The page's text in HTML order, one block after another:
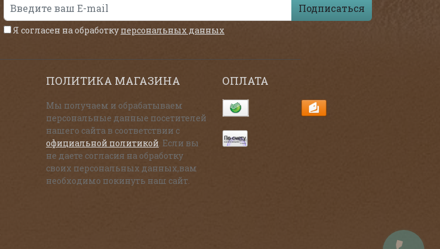
Подписаться
Я согласен на обработку персональных данных
ПОЛИТИКА МАГАЗИНА
Мы получаем и обрабатываем
персональные данные посетителей
нашего сайта в соответствии с
официальной политикой. Если вы
не даете согласия на обработку
своих персональных данных,вам
необходимо покинуть наш сайт.
ОПЛАТА